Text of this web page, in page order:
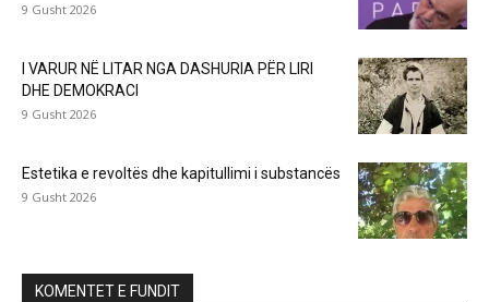
9 Gusht 2026
I VARUR NË LITAR NGA DASHURIA PËR LIRI
DHE DEMOKRACI
9 Gusht 2026
Estetika e revoltës dhe kapitullimi i substancës
9 Gusht 2026
KOMENTET E FUNDIT